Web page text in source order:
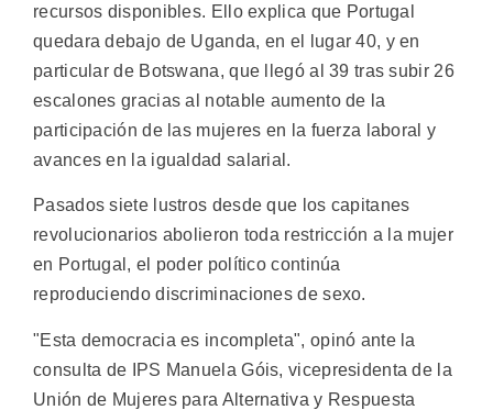
recursos disponibles. Ello explica que Portugal
quedara debajo de Uganda, en el lugar 40, y en
particular de Botswana, que llegó al 39 tras subir 26
escalones gracias al notable aumento de la
participación de las mujeres en la fuerza laboral y
avances en la igualdad salarial.
Pasados siete lustros desde que los capitanes
revolucionarios abolieron toda restricción a la mujer
en Portugal, el poder político continúa
reproduciendo discriminaciones de sexo.
"Esta democracia es incompleta", opinó ante la
consulta de IPS Manuela Góis, vicepresidenta de la
Unión de Mujeres para Alternativa y Respuesta